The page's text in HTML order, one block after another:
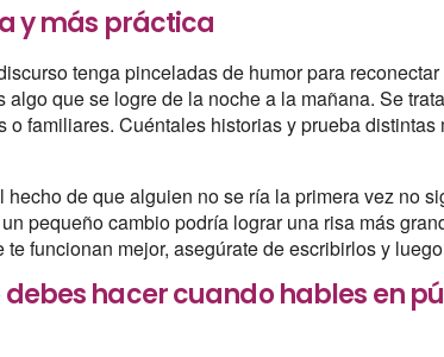
y más práctica
tenga pinceladas de humor para
algo que se logre de la noche a la mañana. Se
o familiares. Cuéntales historias y prueba
hecho de que alguien no se ría la primera vez no
pequeño cambio podría lograr una risa más
te funcionan mejor, asegúrate de escribirlos y
debes hacer cuando hables en